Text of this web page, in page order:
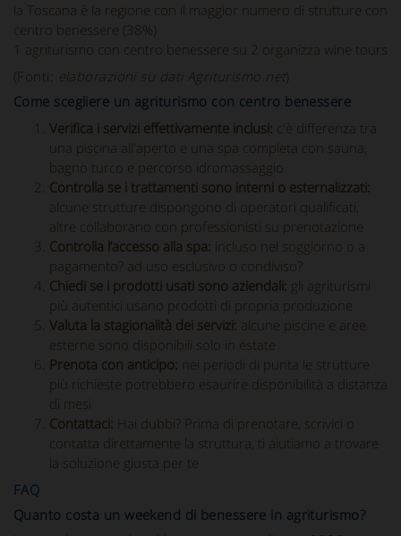
la Toscana è la regione con il maggior numero di strutture con
centro benessere (38%)
1 agriturismo con centro benessere su 2 organizza wine tours
(Fonti: elaborazioni su dati Agriturismo.net)
Come scegliere un agriturismo con centro benessere
Verifica i servizi effettivamente inclusi: c'è differenza tra
una piscina all'aperto e una spa completa con sauna,
bagno turco e percorso idromassaggio
Controlla se i trattamenti sono interni o esternalizzati:
alcune strutture dispongono di operatori qualificati,
altre collaborano con professionisti su prenotazione
Controlla l’accesso alla spa: incluso nel soggiorno o a
pagamento? ad uso esclusivo o condiviso?
Chiedi se i prodotti usati sono aziendali: gli agriturismi
più autentici usano prodotti di propria produzione
Valuta la stagionalità dei servizi: alcune piscine e aree
esterne sono disponibili solo in estate
Prenota con anticipo: nei periodi di punta le strutture
più richieste potrebbero esaurire disponibilità a distanza
di mesi
Contattaci: Hai dubbi? Prima di prenotare, scrivici o
contatta direttamente la struttura, ti aiutiamo a trovare
la soluzione giusta per te
FAQ
Quanto costa un weekend di benessere in agriturismo?